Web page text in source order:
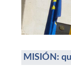
MISIÓN: